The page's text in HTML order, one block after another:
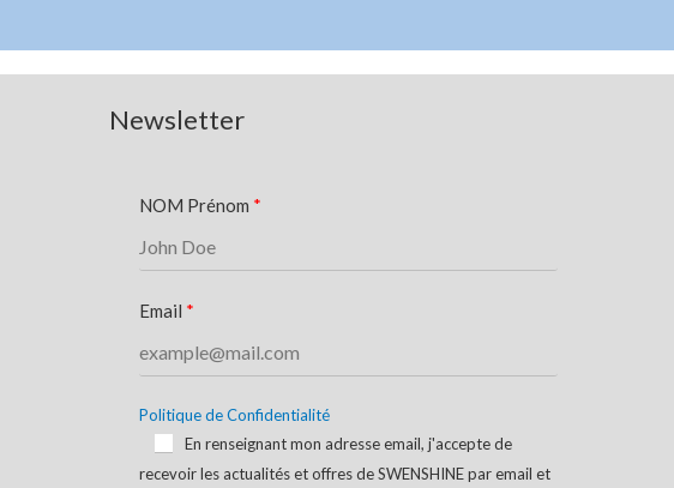
Newsletter
NOM Prénom
Email
Politique de Confidentialité
En renseignant mon adresse email, j'accepte de
recevoir les actualités et offres de SWENSHINE par email et